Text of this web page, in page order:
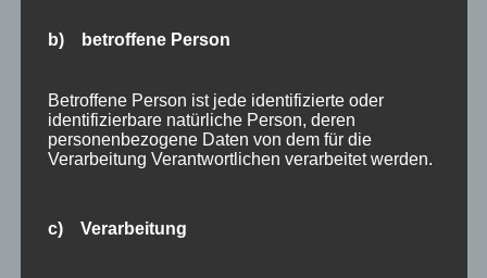
Haus Partale
Oberstdorf
Stellenangebot
Urlaub
b) betroffene Person
Betroffene Person ist jede identifizierte oder
identifizierbare natürliche Person, deren
personenbezogene Daten von dem für die
Verarbeitung Verantwortlichen verarbeitet werden.
c) Verarbeitung